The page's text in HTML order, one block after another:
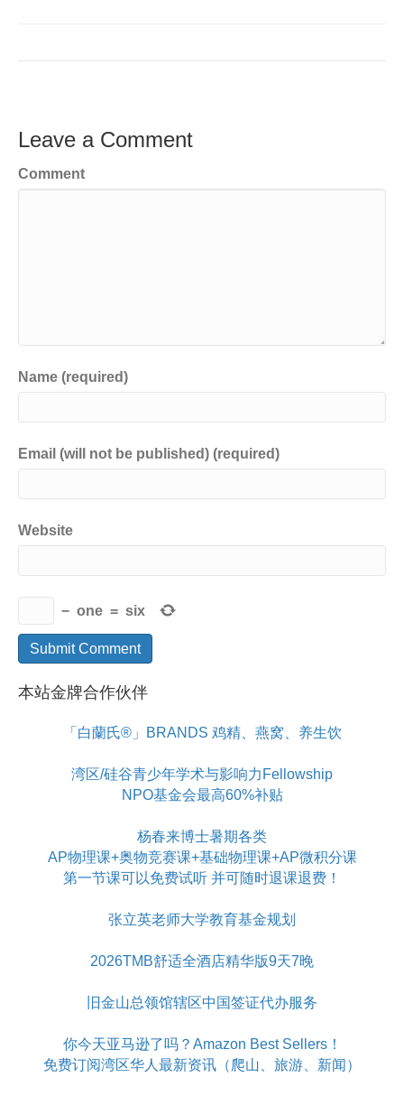
Leave a Comment
Comment
Name (required)
Email (will not be published) (required)
Website
− one = six
本站金牌合作伙伴
「白蘭氏®」BRANDS 鸡精、燕窝、养生饮
湾区/硅谷青少年学术与影响力Fellowship
NPO基金会最高60%补贴
杨春来博士暑期各类
AP物理课+奥物竞赛课+基础物理课+AP微积分课
第一节课可以免费试听 并可随时退课退费！
张立英老师大学教育基金规划
2026TMB舒适全酒店精华版9天7晚
旧金山总领馆辖区中国签证代办服务
你今天亚马逊了吗？Amazon Best Sellers！
免费订阅湾区华人最新资讯（爬山、旅游、新闻）